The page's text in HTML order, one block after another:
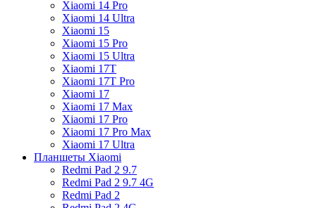
Xiaomi 14 Pro
Xiaomi 14 Ultra
Xiaomi 15
Xiaomi 15 Pro
Xiaomi 15 Ultra
Xiaomi 17T
Xiaomi 17T Pro
Xiaomi 17
Xiaomi 17 Max
Xiaomi 17 Pro
Xiaomi 17 Pro Max
Xiaomi 17 Ultra
Планшеты Xiaomi
Redmi Pad 2 9.7
Redmi Pad 2 9.7 4G
Redmi Pad 2